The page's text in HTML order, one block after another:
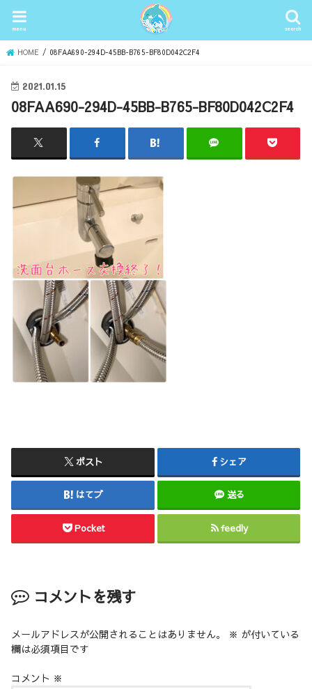
search
menu
HOME 08FAA690-294D-45BB-B765-BF80D042C2F4
2021.01.15
08FAA690-294D-45BB-B765-BF80D042C2F4
ポスト シェア
はてブ 送る
Pocket feedly
コメントを残す
メールアドレスが公開されることはありません。 ※ が付いている
欄は必須項目です
コメント ※